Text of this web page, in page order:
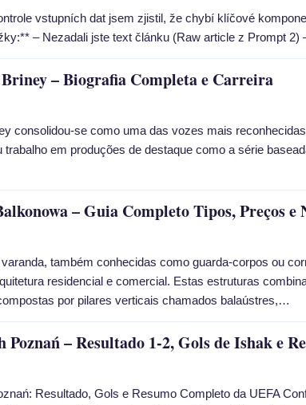
vstupních dat jsem zjistil, že chybí klíčové
– Nezadali jste text článku (Raw article z Prompt
– Biografia Completa e Carreira
consolidou-se como uma das vozes mais
trabalho em produções de destaque como a série
– Guia Completo Tipos, Preços e
também conhecidas como guarda-corpos ou
residencial e comercial. Estas estruturas
por pilares verticais chamados balaústres,…
Poznań – Resultado 1-2, Gols de Ishak e
Resultado, Gols e Resumo Completo da UEFA